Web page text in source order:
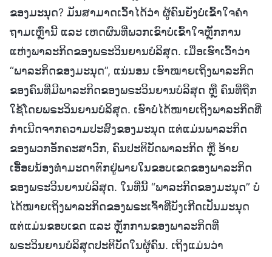
ຂອງມະນຸດ? ມັນສາມາດເວົ້າໄດ້ວ່າ ຜູ້ຄົນຍັງບໍ່ເຂົ້າໃຈຄຳ
ຖາມເຫຼົ່ານີ້ ແລະ ເຫດຜົນທີ່ພວກເຂົາບໍ່ເຂົ້າໃຈຫຼັກການ
ແຫ່ງພາລະກິດຂອງພຣະວິນຍານບໍລິສຸດ. ເມື່ອເຮົາເວົ້າວ່າ
“ພາລະກິດຂອງມະນຸດ”, ແນ່ນອນ ເຮົາໝາຍເຖິງພາລະກິດ
ຂອງຄົນທີ່ມີພາລະກິດຂອງພຣະວິນຍານບໍລິສຸດ ຫຼື ຄົນທີ່ຖືກ
ໃຊ້ໂດຍພຣະວິນຍານບໍລິສຸດ. ເຮົາບໍ່ໄດ້ໝາຍເຖິງພາລະກິດທີ່
ກຳເນີດຈາກຄວາມປະສົງຂອງມະນຸດ ແຕ່ແມ່ນພາລະກິດ
ຂອງພວກອັກຄະສາວົກ, ຄົນປະຕິບັດພາລະກິດ ຫຼື ອ້າຍ
ເອື້ອຍນ້ອງທຳມະດາຕົກຢູ່ພາຍໃນຂອບເຂດຂອງພາລະກິດ
ຂອງພຣະວິນຍານບໍລິສຸດ. ໃນທີ່ນີ້ “ພາລະກິດຂອງມະນຸດ” ບໍ່
ໄດ້ໝາຍເຖິງພາລະກິດຂອງພຣະເຈົ້າທີ່ບັງເກີດເປັນມະນຸດ
ແຕ່ແມ່ນຂອບເຂດ ແລະ ຫຼັກການຂອງພາລະກິດທີ່
ພຣະວິນຍານບໍລິສຸດປະຕິບັດໃນຜູ້ຄົນ. ເຖິງແມ່ນວ່າ